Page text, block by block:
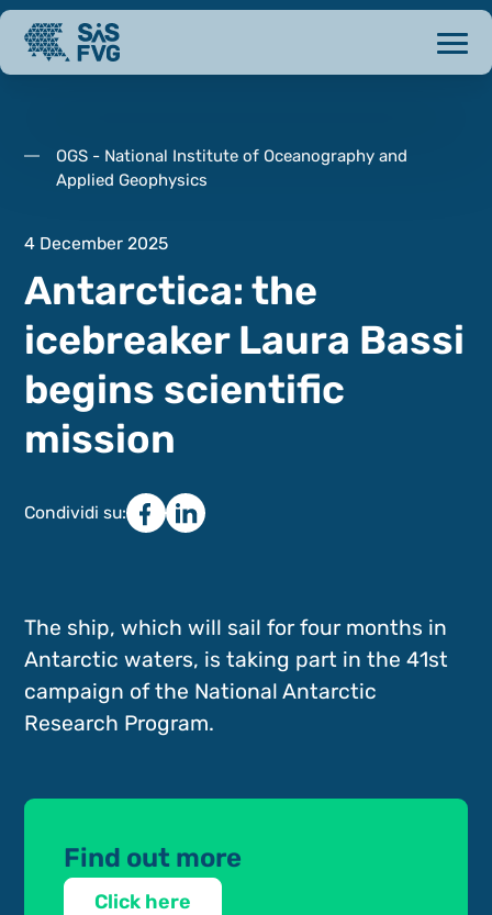
OGS - National Institute of Oceanography and
Applied Geophysics
4 December 2025
Antarctica: the
icebreaker Laura Bassi
begins scientific
mission
Condividi su:
The ship, which will sail for four months in
Antarctic waters, is taking part in the 41st
campaign of the National Antarctic
Research Program.
Find out more
Click here